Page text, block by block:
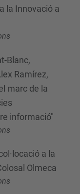
la Innovació a
Blanc,
Ramírez,
marc de la
informació"
a la
Olmeca